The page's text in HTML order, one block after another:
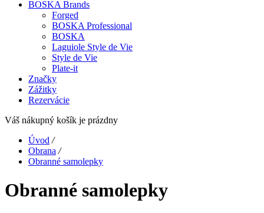
BOSKA Brands
Forged
BOSKA Professional
BOSKA
Laguiole Style de Vie
Style de Vie
Plate-it
Značky
Zážitky
Rezervácie
Váš nákupný košík je prázdny
Úvod /
Obrana /
Obranné samolepky
Obranné samolepky